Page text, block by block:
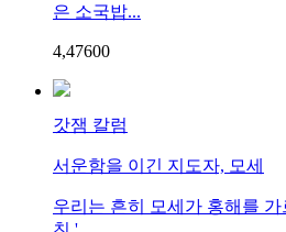
은 소국밥...
4,47600
갓잼 칼럼
서운함을 이긴 지도자, 모세
우리는 흔히 모세가 홍해를